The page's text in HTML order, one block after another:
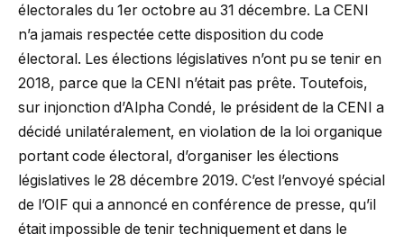
électorales du 1er octobre au 31 décembre. La CENI
n’a jamais respectée cette disposition du code
électoral. Les élections législatives n’ont pu se tenir en
2018, parce que la CENI n’était pas prête. Toutefois,
sur injonction d’Alpha Condé, le président de la CENI a
décidé unilatéralement, en violation de la loi organique
portant code électoral, d’organiser les élections
législatives le 28 décembre 2019. C’est l’envoyé spécial
de l’OIF qui a annoncé en conférence de presse, qu’il
était impossible de tenir techniquement et dans le